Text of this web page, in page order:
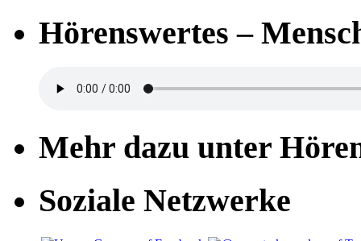
Hörenswertes –
Mehr dazu unter
Soziale Netzwerke